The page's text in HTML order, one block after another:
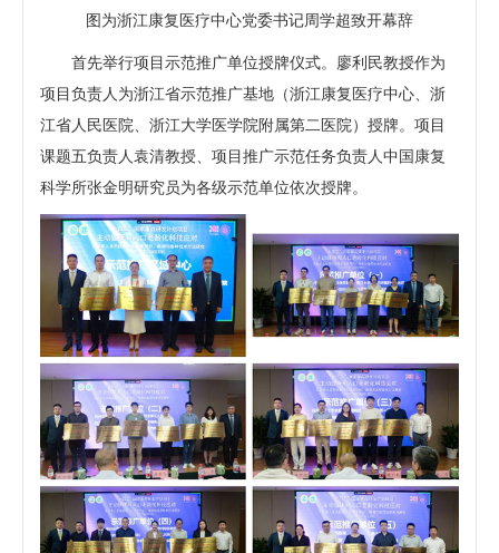
图为浙江康复医疗中心党委书记周学超致开幕辞
首先举行项目示范推广单位授牌仪式。廖利民教授作为
项目负责人为浙江省示范推广基地（浙江康复医疗中心、浙
江省人民医院、浙江大学医学院附属第二医院）授牌。项目
课题五负责人袁清教授、项目推广示范任务负责人中国康复
科学所张金明研究员为各级示范单位依次授牌。